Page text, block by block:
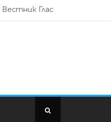
Вестник Глас